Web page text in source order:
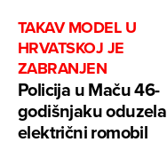
TAKAV MODEL U
HRVATSKOJ JE
ZABRANJEN
Policija u Maču 46-
godišnjaku oduzela
električni romobil